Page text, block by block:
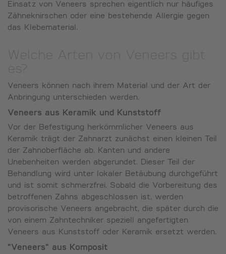
Einsatz von Veneers sprechen eigentlich nur häufiges
Zähneknirschen oder eine bestehende Allergie gegen
das Klebematerial.
Welche Arten von Veneers gibt
es?
Veneers können nach ihrem Material und der Art der
Anbringung unterschieden werden.
Veneers aus Keramik und Kunststoff
Vor der Befestigung herkömmlicher Veneers aus
Keramik trägt der Zahnarzt zunächst einen kleinen Teil
der Zahnoberfläche ab. Kanten und andere
Unebenheiten werden abgerundet. Dieser Teil der
Behandlung wird unter lokaler Betäubung durchgeführt
und ist somit schmerzfrei. Sobald die Vorbereitung des
betroffenen Zahns abgeschlossen ist, werden
provisorische Veneers angebracht, die später durch die
von einem Zahntechniker speziell angefertigten
Veneers aus Kunststoff oder Keramik ersetzt werden.
"Veneers" aus Komposit